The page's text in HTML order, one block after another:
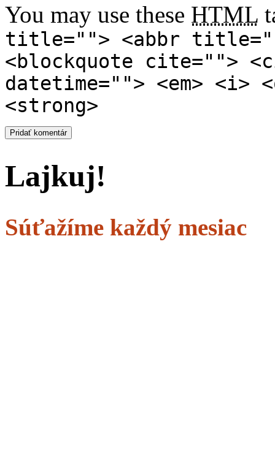
You may use these HTML
title=""> <abbr
<blockquote cite="">
datetime=""> <em>
<strong>
Lajkuj!
Súťažíme každý mesiac